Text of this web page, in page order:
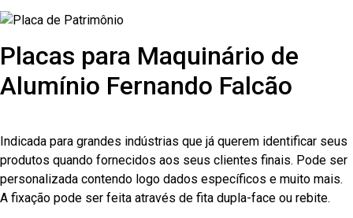
Placas para Maquinário de
Alumínio Fernando Falcão
Indicada para grandes indústrias que já querem identificar seus
produtos quando fornecidos aos seus clientes finais. Pode ser
personalizada contendo logo dados específicos e muito mais.
A fixação pode ser feita através de fita dupla-face ou rebite.